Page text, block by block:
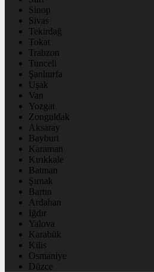
Sinop
Sivas
Tekirdağ
Tokat
Trabzon
Tunceli
Şanlıurfa
Uşak
Van
Yozgat
Zonguldak
Aksaray
Bayburt
Karaman
Kırıkkale
Batman
Şırnak
Bartın
Ardahan
Iğdır
Yalova
Karabük
Kilis
Osmaniye
Düzce